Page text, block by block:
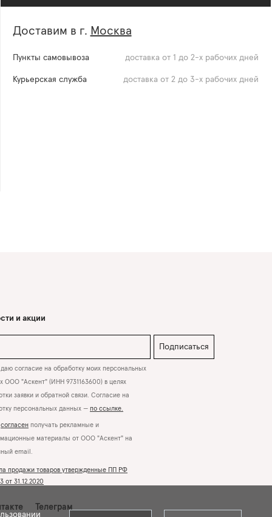
Доставим в г. Москва
Пункты самовывоза доставка от 1 до 2-х рабочих дней
Курьерская служба доставка от 2 до 3-х рабочих дней
и акции
Подписаться
согласие на обработку моих персональных
ООО "Аскент" (ИНН 9731163600) в целях
заявки и обратной связи. Согласие на
персональных данных — по ссылке.
согласен получать рекламные и
материалы от ООО "Аскент" на
email.
продажи товаров утвержденные ПП РФ
от 31.12.2020
Телеграм